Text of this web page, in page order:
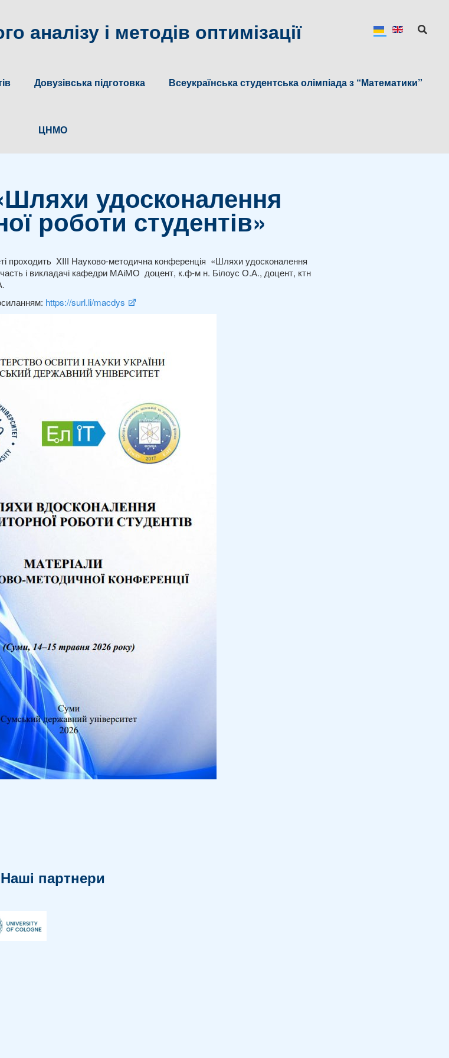
аналізу і методів оптимізації
Довузівська підготовка Всеукраїнська студентська олімпіада з “Математики”
ЦНМО
удосконалення
роботи студентів»
проходить XIIІ Науково-методична конференція «Шляхи удосконалення
і викладачі кафедри МАіМО доцент, к.ф-м н. Білоус О.А., доцент, ктн
https://surl.li/macdys
Наші партнери